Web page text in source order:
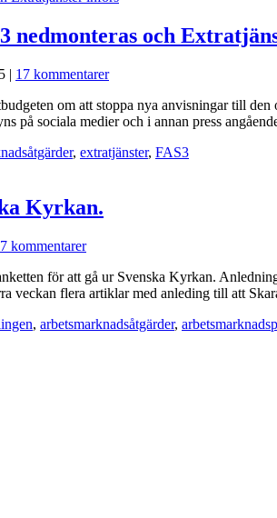
nedmonteras och
| 17 kommentarer
om att stoppa nya anvisningar till
på sociala medier och i annan press
, extratjänster, FAS3
Kyrkan.
7 kommentarer
för att gå ur Svenska Kyrkan.
veckan flera artiklar med anleding till att
, arbetsmarknadsåtgärder,